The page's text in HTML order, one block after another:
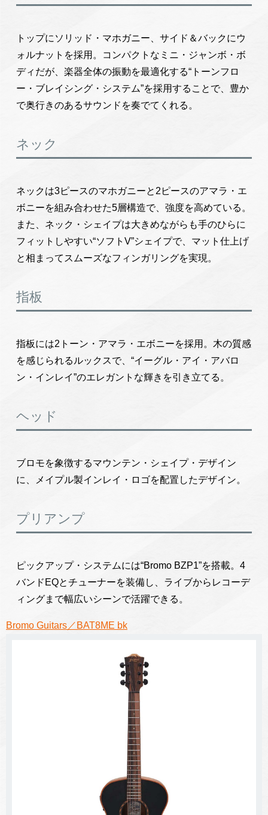
トップにソリッド・マホガニー、サイド＆バックにウ
ォルナットを採用。コンパクトなミニ・ジャンボ・ボ
ディだが、楽器全体の振動を最適化する“トーンフロ
ー・ブレイシング・システム”を採用することで、豊か
で奥行きのあるサウンドを奏でてくれる。
ネック
ネックは3ピースのマホガニーと2ピースのアマラ・エ
ボニーを組み合わせた5層構造で、強度を高めている。
また、ネック・シェイプは大きめながらも手のひらに
フィットしやすい“ソフトV”シェイプで、マット仕上げ
と相まってスムーズなフィンガリングを実現。
指板
指板には2トーン・アマラ・エボニーを採用。木の質感
を感じられるルックスで、“イーグル・アイ・アバロ
ン・インレイ”のエレガントな輝きを引き立てる。
ヘッド
ブロモを象徴するマウンテン・シェイプ・デザイン
に、メイプル製インレイ・ロゴを配置したデザイン。
プリアンプ
ピックアップ・システムには“Bromo BZP1”を搭載。4
バンドEQとチューナーを装備し、ライブからレコーデ
ィングまで幅広いシーンで活躍できる。
Bromo Guitars／BAT8ME bk